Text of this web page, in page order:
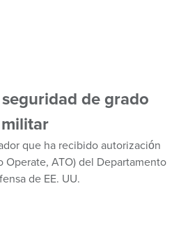
de grado
militar
que ha recibido autorización
Operate, ATO) del Departamento
de EE. UU.